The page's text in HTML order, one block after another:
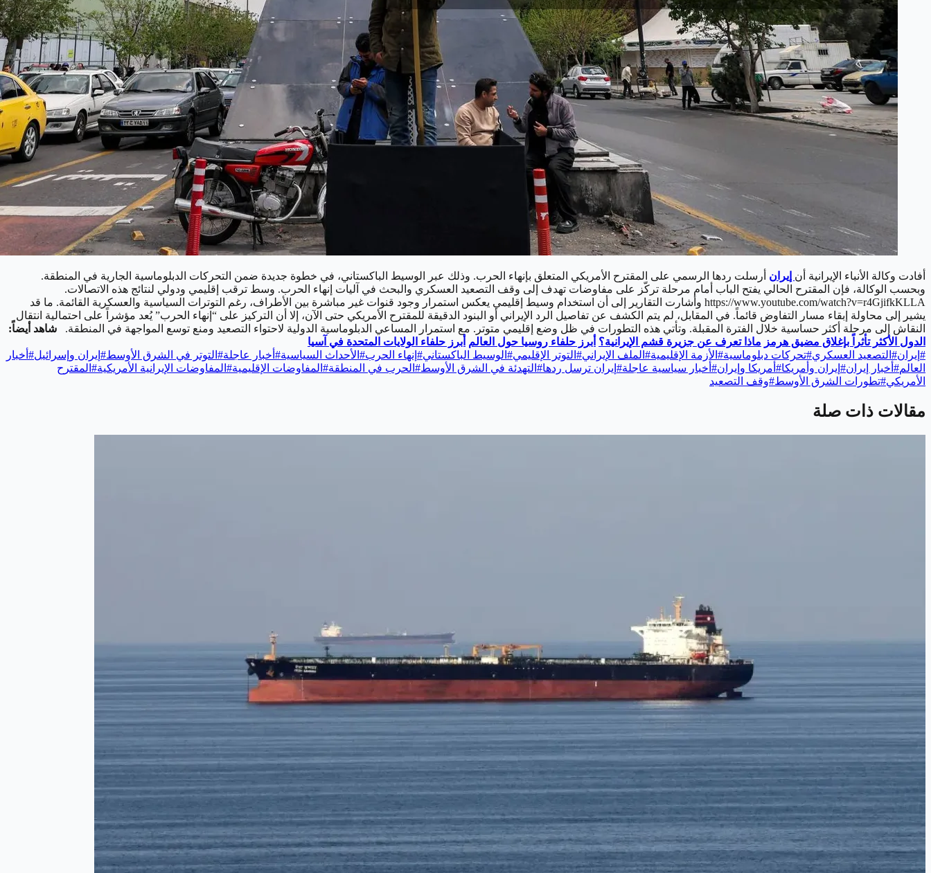
أفادت وكالة الأنباء الإيرانية أن إيران أرسلت ردها الرسمي على المقترح الأمريكي المتعلق بإنهاء الحرب. وذلك عبر الوسيط الباكستاني، في خطوة جديدة ضمن التحركات الدبلوماسية الجارية في المنطقة.
وبحسب الوكالة، فإن المقترح الحالي يفتح الباب أمام مرحلة تركّز على مفاوضات تهدف إلى وقف التصعيد العسكري والبحث في آليات إنهاء الحرب. وسط ترقب إقليمي ودولي لنتائج هذه الاتصالات.
https://www.youtube.com/watch?v=r4GjifkKLLA وأشارت التقارير إلى أن استخدام وسيط إقليمي يعكس استمرار وجود قنوات غير مباشرة بين الأطراف، رغم التوترات السياسية والعسكرية القائمة. ما قد
يشير إلى محاولة إبقاء مسار التفاوض قائماً. في المقابل، لم يتم الكشف عن تفاصيل الرد الإيراني أو البنود الدقيقة للمقترح الأمريكي حتى الآن، إلا أن التركيز على “إنهاء الحرب” يُعد مؤشراً على احتمالية انتقال
النقاش إلى مرحلة أكثر حساسية خلال الفترة المقبلة. وتأتي هذه التطورات في ظل وضع إقليمي متوتر. مع استمرار المساعي الدبلوماسية الدولية لاحتواء التصعيد ومنع توسع المواجهة في المنطقة.
شاهد أيضاً:
الدول الأكثر تأثراً بإغلاق مضيق هرمز ماذا تعرف عن جزيرة قشم الإيرانية؟ أبرز حلفاء روسيا حول العالم أبرز حلفاء الولايات المتحدة في آسيا
# إيران# التصعيد العسكري#تحركات دبلوماسية# الأزمة الإقليمية# الملف الإيراني# التوتر الإقليمي# الوسيط الباكستاني# إنهاء الحرب# الأحداث السياسية# أخبار عاجلة# التوتر في الشرق الأوسط# إيران وإسرائيل# أخبار
العالم# أخبار إيران# إيران وأمريكا# أمريكا وإيران# أخبار سياسية عاجلة# إيران ترسل ردها# التهدئة في الشرق الأوسط# الحرب في المنطقة# المفاوضات الإقليمية# المفاوضات الإيرانية الأمريكية# المقترح
الأمريكي#تطورات الشرق الأوسط#وقف التصعيد
مقالات ذات صلة